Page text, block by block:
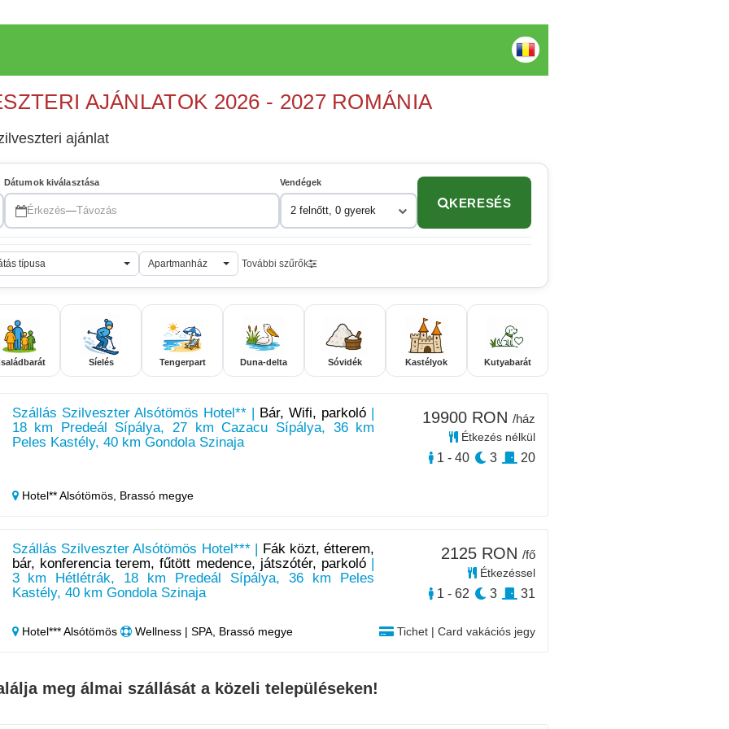
AJÁNLATOK 2026 - 2027 ROMÁNIA
ajánlat
Dátumok kiválasztása
Érkezés—Távozás
Vendégek
2 felnőtt, 0 gyerek
KERESÉS
típusa Apartmanház További szűrők
Síelés Tengerpart Duna-delta Sóvidék Kastélyok Kutyabarát
Szállás Szilveszter Alsótömös Hotel** | Bár, Wifi, parkoló
18 km Predeál Sípálya, 27 km Cazacu Sípálya, 36 km
Peles Kastély, 40 km Gondola Szinaja
Hotel** Alsótömös, Brassó megye
19900 RON /ház
Étkezés nélkül
1 - 40 3 20
Szállás Szilveszter Alsótömös Hotel*** |
Fák közt, étterem,
bár, konferencia terem, fűtött medence, játszótér, parkoló
3 km Hétlétrák, 18 km Predeál Sípálya, 36 km Peles
Kastély, 40 km Gondola Szinaja
Hotel*** Alsótömös Wellness | SPA, Brassó megye Tichet | Card vakációs jegy
2125 RON /fő
Étkezéssel
1 - 62 3 31
meg álmai szállását a közeli településeken!